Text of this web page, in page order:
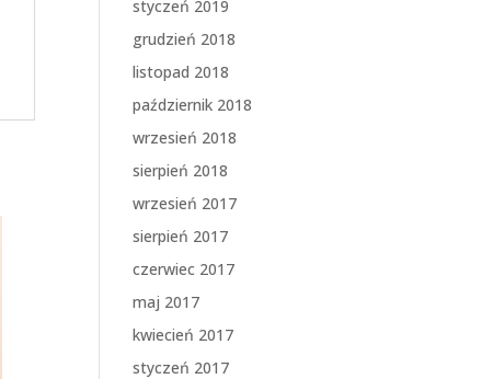
styczeń 2019
grudzień 2018
listopad 2018
październik 2018
wrzesień 2018
sierpień 2018
wrzesień 2017
sierpień 2017
czerwiec 2017
maj 2017
kwiecień 2017
styczeń 2017